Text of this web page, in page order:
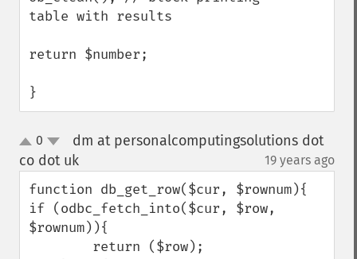
table with results
return $number;
}
up
down
0
dm at personalcomputingsolutions dot
co dot uk
19 years ago
function db_get_row($cur, $rownum){
if (odbc_fetch_into($cur, $row,
$rownum)){